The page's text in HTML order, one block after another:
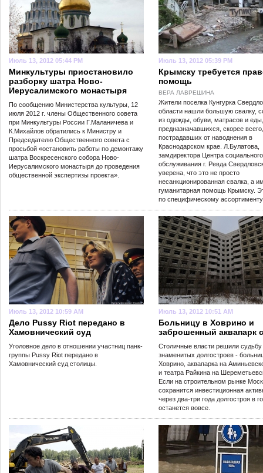
Июль 13, 2012 05:44 PM
Минкультуры приостановило
разборку шатра Ново-
Иерусалимского монастыря
По сообщению Министерства культуры, 12
июля 2012 г. члены Общественного совета
при Минкультуры России Г.Маланичева и
К.Михайлов обратились к Министру и
Председателю Общественного совета с
просьбой «остановить работы по демонтажу
шатра Воскресенского собора Ново-
Иерусалимского монастыря до проведения
общественной экспертизы проекта».
Июль 13, 2012 05:39 PM
Крымску требуется
помощь
ВЕРА ЛАВРЕШИНА
Жители поселка Кунгурка
области нашли большую свалку,
из одежды, обуви, матрасов и еды,
предназначавшихся, скорее
пострадавших от наводнения в
Краснодарском крае. Л.Булатова,
замдиректора Центра социального
обслуживания г. Ревда
уверена, что это не просто
несанкционированная свалка, а
гуманитарная помощь Крымску.
по специфическому
Июль 13, 2012 10:59 AM
Дело Pussy Riot передано в
Хамовнический суд
Уголовное дело в отношении участниц панк-
группы Pussy Riot передано в
Хамовнический суд столицы.
Июль 13, 2012 10:51 AM
Больницу в Ховрино и
заброшенный аквапарк
Столичные власти решили судьбу
знаменитых долгостроев -
Ховрино, аквапарка на
и театра Райкина на
Если на строительном рынке
сохранится инвестиционная
через два-три года долгостроя в
останется вовсе.